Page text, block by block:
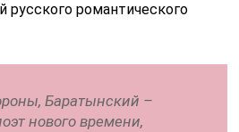
русского романтического
Баратынский –
нового времени,